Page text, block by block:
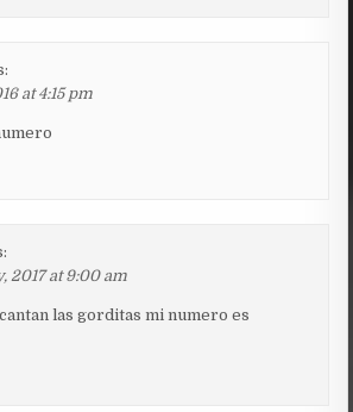
at 4:15 pm
2017 at 9:00 am
las gorditas mi numero es